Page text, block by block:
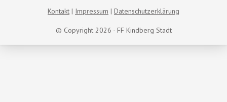
© Copyright 2026 - FF Kindberg Stadt
Kontakt Impressum Datenschutzerklärung